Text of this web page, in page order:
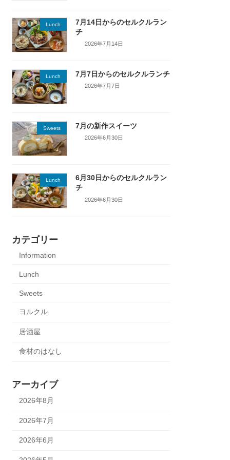
Lunch
7月14日からのセルクルラン
チ
2026年7月14日
Lunch 7月7日からのセルクルランチ
2026年7月7日
Sweets 7月の新作スイーツ
2026年6月30日
Lunch
6月30日からのセルクルラン
チ
2026年6月30日
カテゴリー
Information
Lunch
Sweets
ヨルクル
居酒屋
食材のはなし
アーカイブ
2026年8月
2026年7月
2026年6月